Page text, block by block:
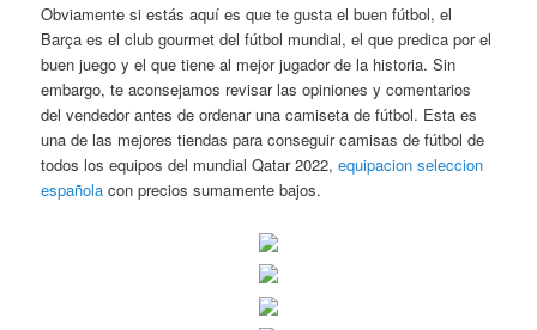
Obviamente si estás aquí es que te gusta el buen fútbol, el
Barça es el club gourmet del fútbol mundial, el que predica por el
buen juego y el que tiene al mejor jugador de la historia. Sin
embargo, te aconsejamos revisar las opiniones y comentarios
del vendedor antes de ordenar una camiseta de fútbol. Esta es
una de las mejores tiendas para conseguir camisas de fútbol de
todos los equipos del mundial Qatar 2022,equipacion seleccion
española con precios sumamente bajos.